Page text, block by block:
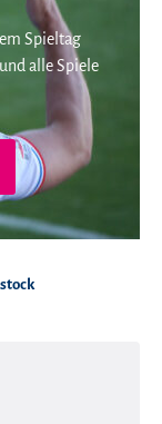
Spieltag
alle Spiele